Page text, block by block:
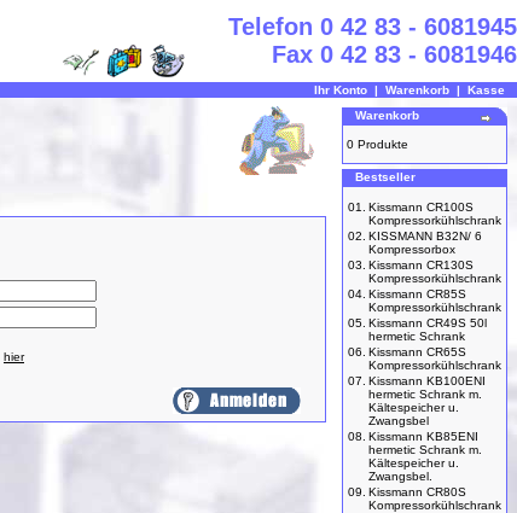
Telefon 0 42 83 - 6081945
Fax 0 42 83 - 6081946
Ihr Konto | Warenkorb | Kasse
hier
Warenkorb
0 Produkte
Bestseller
01.
Kissmann CR100S
Kompressorkühlschrank
02. KISSMANN B32N/ 6
Kompressorbox
03. Kissmann CR130S
Kompressorkühlschrank
04. Kissmann CR85S
Kompressorkühlschrank
05. Kissmann CR49S 50l
hermetic Schrank
06. Kissmann CR65S
Kompressorkühlschrank
07. Kissmann KB100ENI
hermetic Schrank m.
Kältespeicher u.
Zwangsbel
08. Kissmann KB85ENI
hermetic Schrank m.
Kältespeicher u.
Zwangsbel.
09. Kissmann CR80S
Kompressorkühlschrank